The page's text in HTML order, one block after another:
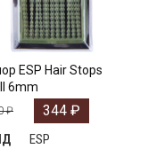
ESP Hair Stops
6mm
₽ 344 ₽
ESP